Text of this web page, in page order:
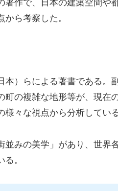
著作で、日本の建築空間や
ら考察した。
本）らによる著書である。
町の複雑な地形等が、現在
々な視点から分析している
みの美学」があり、世界
。